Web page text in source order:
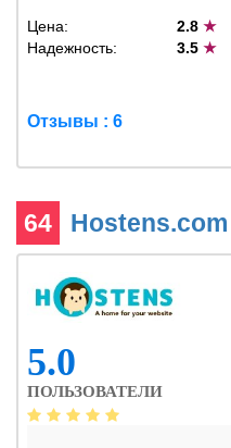
Цена: 2.8★
Надежность:
3.5★
Отзывы : 6
64 Hostens.com
5.0
ПОЛЬЗОВАТЕЛИ